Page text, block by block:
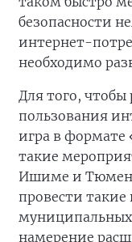
безопасности
интернет-
необходимо
Для того, чтобы
пользования
игра в формате
такие
Ишиме и
провести такие
муниципальных
намерение